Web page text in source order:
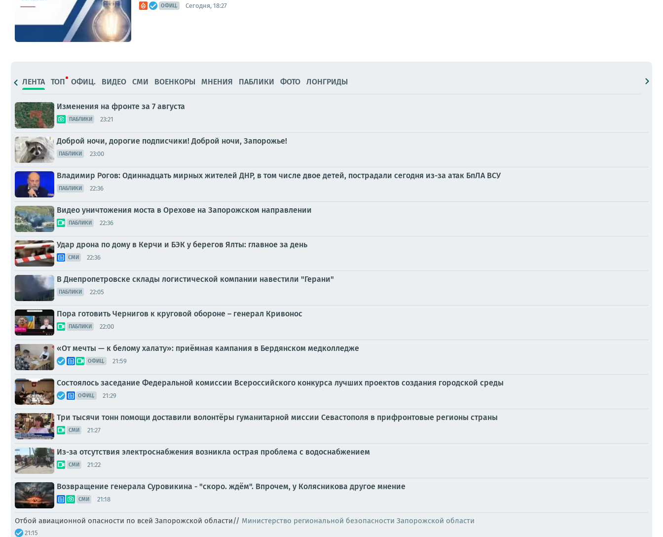
ОФИЦ. Сегодня, 18:27
ЛЕНТА ТОП ОФИЦ. ВИДЕО СМИ ВОЕНКОРЫ МНЕНИЯ ПАБЛИКИ ФОТО ЛОНГРИДЫ
Изменения на фронте за 7 августа
ПАБЛИКИ 23:21
Доброй ночи, дорогие подписчики! Доброй ночи, Запорожье!
ПАБЛИКИ 23:00
Владимир Рогов: Одиннадцать мирных жителей ДНР, в том числе двое детей, пострадали сегодня из-за атак БпЛА ВСУ
ПАБЛИКИ 22:36
Видео уничтожения моста в Орехове на Запорожском направлении
ПАБЛИКИ 22:36
Удар дрона по дому в Керчи и БЭК у берегов Ялты: главное за день
СМИ 22:36
В Днепропетровске склады логистической компании навестили "Герани"
ПАБЛИКИ 22:05
Пора готовить Чернигов к круговой обороне – генерал Кривонос
ПАБЛИКИ 22:00
«От мечты — к белому халату»: приёмная кампания в Бердянском медколледже
ОФИЦ. 21:59
Состоялось заседание Федеральной комиссии Всероссийского конкурса лучших проектов создания городской среды
ОФИЦ. 21:29
Три тысячи тонн помощи доставили волонтёры гуманитарной миссии Севастополя в прифронтовые регионы страны
СМИ 21:27
Из-за отсутствия электроснабжения возникла острая проблема с водоснабжением
СМИ 21:22
Возвращение генерала Суровикина - "скоро. ждём". Впрочем, у Колясникова другое мнение
СМИ 21:18
Отбой авиационной опасности по всей Запорожской области// Министерство региональной безопасности Запорожской области
21:15